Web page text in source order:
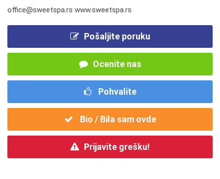
office@sweetspa.rs www.sweetspa.rs
Pošaljite poruku
Ocenite nas
Pohvalite
Bio / Bila sam ovde
Prijavite grešku!